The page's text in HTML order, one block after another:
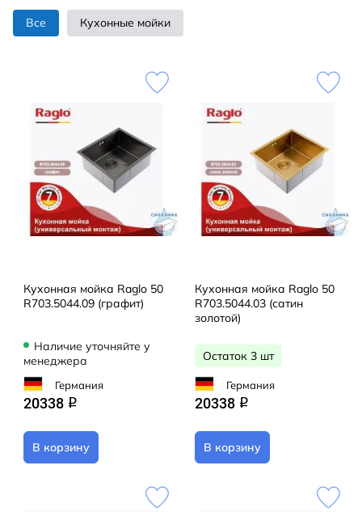
Все Кухонные мойки
Кухонная мойка Raglo 50
R703.5044.09 (графит)
Наличие уточняйте у
менеджера
Германия
20338 q
В корзину
Кухонная мойка Raglo 50
R703.5044.03 (сатин
золотой)
Остаток 3 шт
Германия
20338 q
В корзину